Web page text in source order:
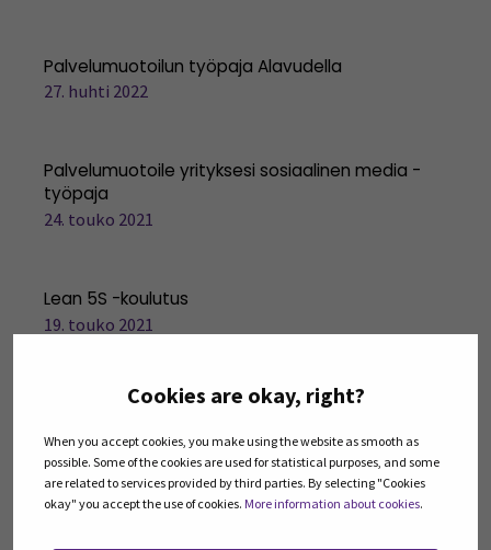
Cookies are okay, right?
When you accept cookies, you make using the website as smooth as
possible. Some of the cookies are used for statistical purposes, and some
are related to services provided by third parties. By selecting "Cookies
okay" you accept the use of cookies. More information about cookies.
Palvelumuotoilun työpaja Alavudella
27. huhti 2022
Palvelumuotoile yrityksesi sosiaalinen media -
työpaja
24. touko 2021
Lean 5S -koulutus
19. touko 2021
MORE PAST EVENTS